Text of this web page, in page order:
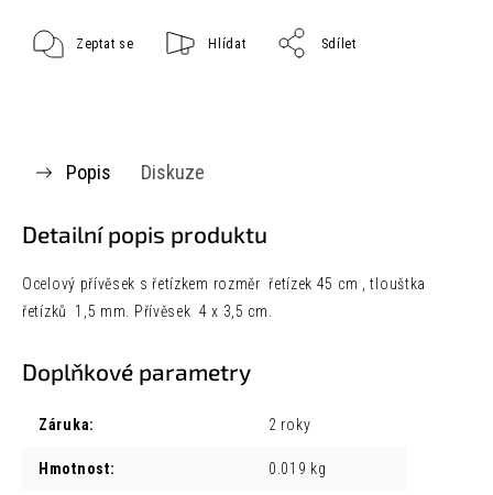
Zeptat se Hlídat Sdílet
Popis Diskuze
Detailní popis produktu
Ocelový přívěsek s řetízkem rozměr řetízek 45 cm , tlouštka
řetízků 1,5 mm. Přívěsek 4 x 3,5 cm.
Doplňkové parametry
Záruka: 2 roky
Hmotnost: 0.019 kg